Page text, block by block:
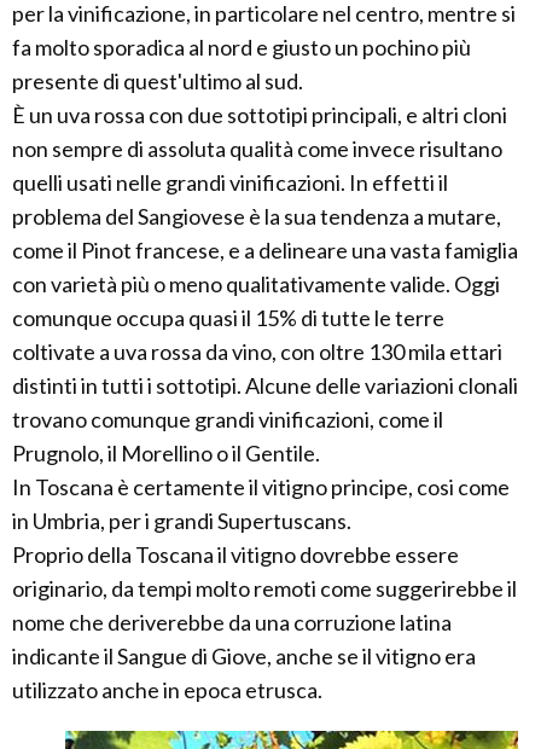
per la vinificazione, in particolare nel centro, mentre si
fa molto sporadica al nord e giusto un pochino più
presente di quest'ultimo al sud.
È un uva rossa con due sottotipi principali, e altri cloni
non sempre di assoluta qualità come invece risultano
quelli usati nelle grandi vinificazioni. In effetti il
problema del Sangiovese è la sua tendenza a mutare,
come il Pinot francese, e a delineare una vasta famiglia
con varietà più o meno qualitativamente valide. Oggi
comunque occupa quasi il 15% di tutte le terre
coltivate a uva rossa da vino, con oltre 130 mila ettari
distinti in tutti i sottotipi. Alcune delle variazioni clonali
trovano comunque grandi vinificazioni, come il
Prugnolo, il Morellino o il Gentile.
In Toscana è certamente il vitigno principe, cosi come
in Umbria, per i grandi Supertuscans.
Proprio della Toscana il vitigno dovrebbe essere
originario, da tempi molto remoti come suggerirebbe il
nome che deriverebbe da una corruzione latina
indicante il Sangue di Giove, anche se il vitigno era
utilizzato anche in epoca etrusca.